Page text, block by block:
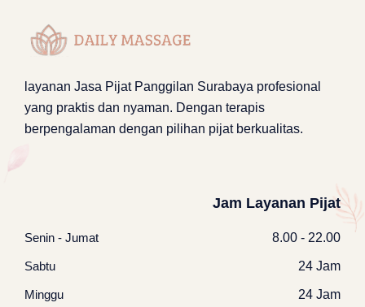
layanan Jasa Pijat Panggilan Surabaya profesional
yang praktis dan nyaman. Dengan terapis
berpengalaman dengan pilihan pijat berkualitas.
Jam Layanan Pijat
Senin - Jumat 8.00 - 22.00
Sabtu 24 Jam
Minggu 24 Jam